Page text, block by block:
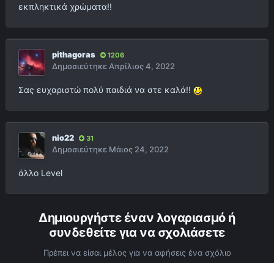
εκπληκτικά χρώματα!!
pithagoras 1206
ΔημοσιεύτηκεΑπρίλιος 4, 2022
Σας ευχαριστώ πολύ παιδιά να στε καλά!!
nio22 31
Δημοσιεύτηκε Μάιος 24, 2022
άλλο Level
Δημιουργήστε έναν λογαριασμό ή
συνδεθείτε για να σχολιάσετε
Πρέπει να είσαι μέλος για να αφήσεις ένα σχόλιο